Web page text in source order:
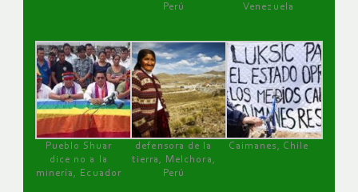
Perú
Venezuela
Pueblo Shuar
dice no a la
minería, Ecuador
defensora de la
tierra, Melchora,
Perú
Caimanes, Chile